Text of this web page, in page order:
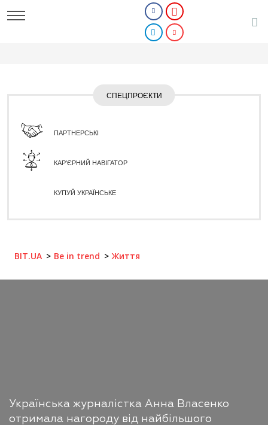
СПЕЦПРОЄКТИ
ПАРТНЕРСЬКІ
КАР'ЄРНИЙ НАВІГАТОР
КУПУЙ УКРАЇНСЬКЕ
BIT.UA Be in trend Життя
Українська журналістка Анна Власенко
отримала нагороду від найбільшого